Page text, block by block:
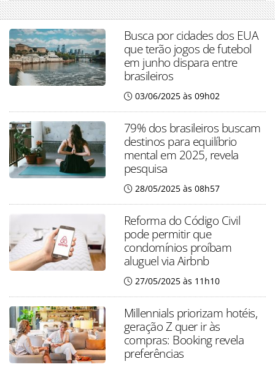
Busca por cidades dos EUA
que terão jogos de futebol
em junho dispara entre
brasileiros
03/06/2025 às 09h02
79% dos brasileiros buscam
destinos para equilíbrio
mental em 2025, revela
pesquisa
28/05/2025 às 08h57
Reforma do Código Civil
pode permitir que
condomínios proíbam
aluguel via Airbnb
27/05/2025 às 11h10
Millennials priorizam hotéis,
geração Z quer ir às
compras: Booking revela
preferências